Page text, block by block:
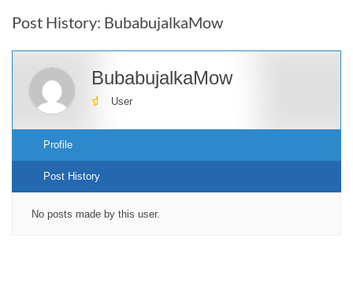
here:
Post History: BubabujalkaMow
BubabujalkaMow
User
Profile
Post History
No posts made by this user.